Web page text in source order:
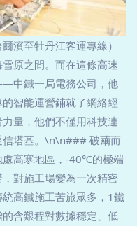
濱至牡丹江客運專線）
原之間。而在這條高速
中鐵一局電務公司，他
智能運營鋪就了網絡經
量，他們不僅用科技連
信塔基。\n\n### 破繭而
高寒地區，-40℃的極端
對施工場變為一次精密
高鐵施工苦旅眾多，1鐵
含艱程對數據穩定、低